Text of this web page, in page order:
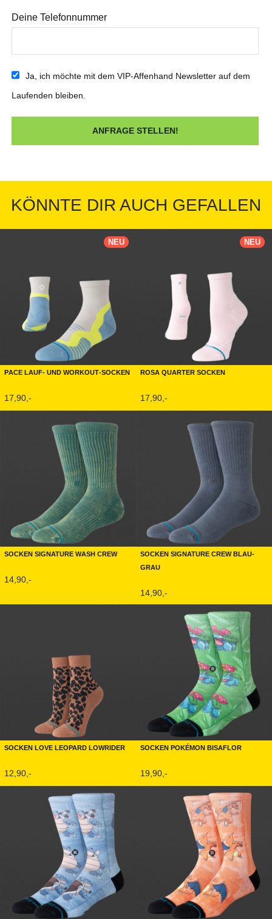
Deine Telefonnummer
Ja, ich möchte mit dem VIP-Affenhand Newsletter auf dem
Laufenden bleiben.
KÖNNTE DIR AUCH GEFALLEN
NEU
Pace Lauf- und Workout-Socken
17,90,-
NEU
Rosa Quarter Socken
17,90,-
Socken Signature Wash Crew
14,90,-
Socken Signature Crew Blau-
Grau
14,90,-
Socken Love Leopard Lowrider
12,90,-
Socken Pokémon Bisaflor
19,90,-